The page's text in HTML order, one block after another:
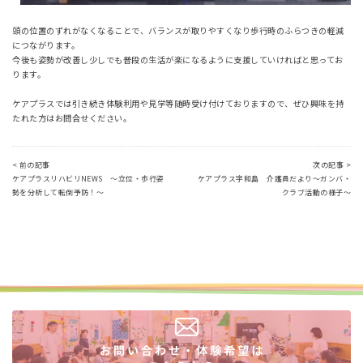
頭の位置のずれがなくなることで、バランスが取りやすくなり歩行時のふらつきの軽減
につながります。
今後も姿勢が改善し少しでも普段の生活が楽になるように支援していければと思ってお
ります。
ケアプラスでは引き続き体験利用や見学等随時受け付けておりますので、ぜひ興味を持
たれた方はお問合せください。
< 前の記事
ケアプラスリハビリNEWS ～立位・歩行姿
勢を分析して転倒予防！～
次の記事 >
ケアプラス宇和島 介護員だより～ガンバ・
クラブ活動の様子～